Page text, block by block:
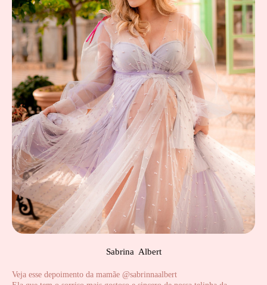
Sabrina Albert
Veja esse depoimento da mamãe @sabrinnaalbert